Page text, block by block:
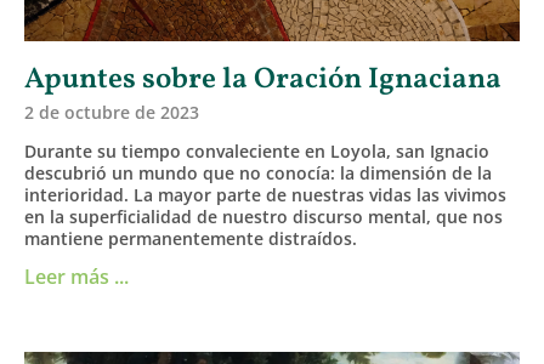
Apuntes sobre la Oración Ignaciana
2 de octubre de 2023
Durante su tiempo convaleciente en Loyola, san Ignacio
descubrió un mundo que no conocía: la dimensión de la
interioridad. La mayor parte de nuestras vidas las vivimos
en la superficialidad de nuestro discurso mental, que nos
mantiene permanentemente distraídos.
Leer más ...